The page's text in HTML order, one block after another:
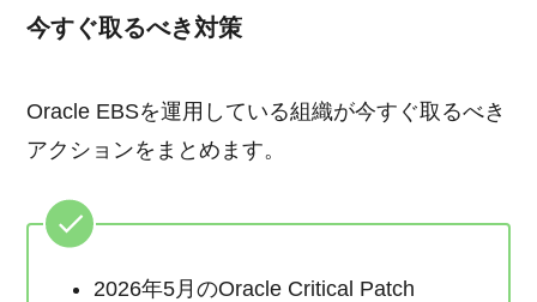
今すぐ取るべき対策
Oracle EBSを運用している組織が今すぐ取るべき
アクションをまとめます。
2026年5月のOracle Critical Patch